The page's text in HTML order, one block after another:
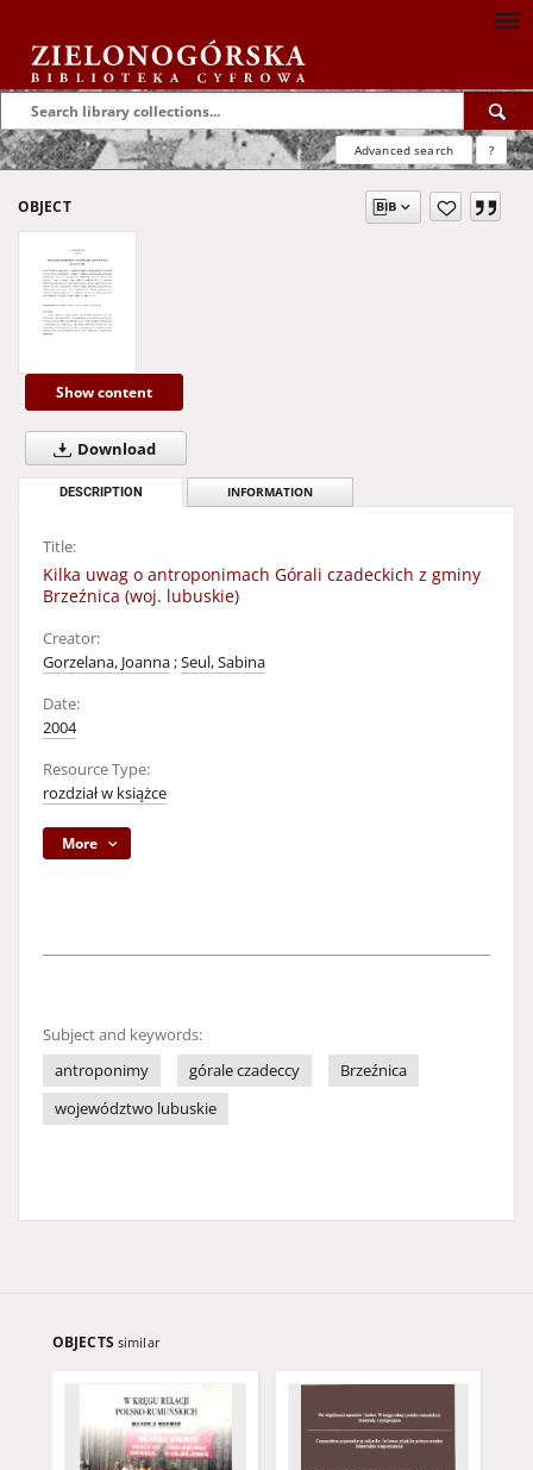
Advanced search ?
OBJECT
Show content
Download
DESCRIPTION INFORMATION
Title:
Kilka uwag o antroponimach Górali czadeckich z gminy
Brzeźnica (woj. lubuskie)
Creator:
Gorzelana, Joanna;Seul, Sabina
Date:
2004
Resource Type:
rozdział w książce
More
Subject and keywords:
antroponimy
górale czadeccy
Brzeźnica
województwo lubuskie
OBJECTS similar